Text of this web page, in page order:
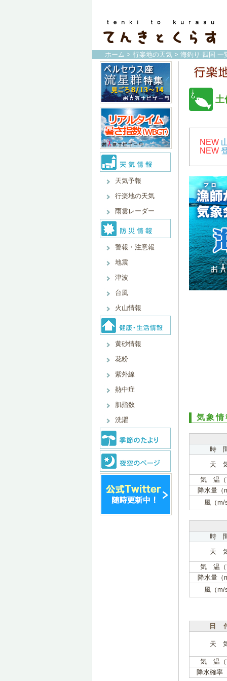
ホーム > 行楽地の天気 > 海釣り-四国 一
天気予報
行楽地の天気
雨雲レーダー
警報・注意報
地震
津波
台風
火山情報
黄砂情報
花粉
紫外線
熱中症
肌指数
洗濯
土
NEW
NEW
気象情
時
天
気 温
降水量（
風（m/
時
天
気 温
降水量（
風（m/
日
天
気 温
降水確率